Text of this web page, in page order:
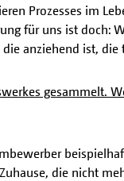
Prozesses im
für uns ist doch:
anziehend ist, die
gesammelt.
die nicht